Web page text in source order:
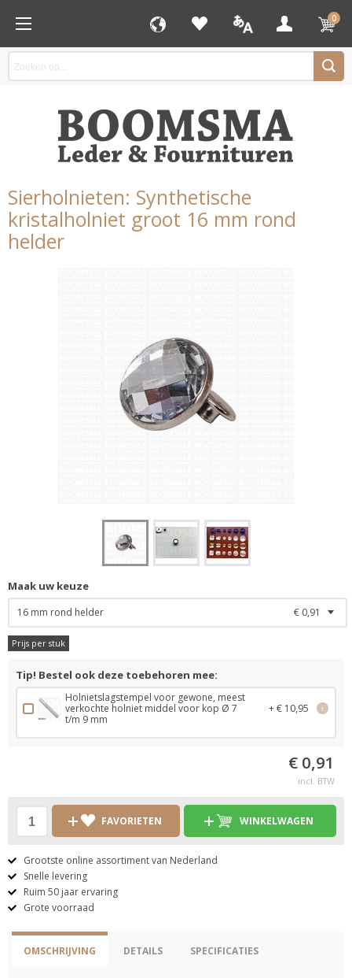
0
Sierholnieten: Synthetische
kristalholniet groot 16 mm rond
helder
Maak uw keuze
16 mm rond helder € 0,91
Prijs per stuk
Tip! Bestel ook deze toebehoren mee:
Holnietslagstempel voor gewone, meest
verkochte holniet middel voor kop Ø 7
t/m 9 mm
+ € 10,95 i
€ 0,91
incl. BTW
FAVORIETEN WINKELWAGEN
Grootste online assortiment van Nederland
Snelle levering
Ruim 50 jaar ervaring
Grote voorraad
OMSCHRIJVING DETAILS SPECIFICATIES